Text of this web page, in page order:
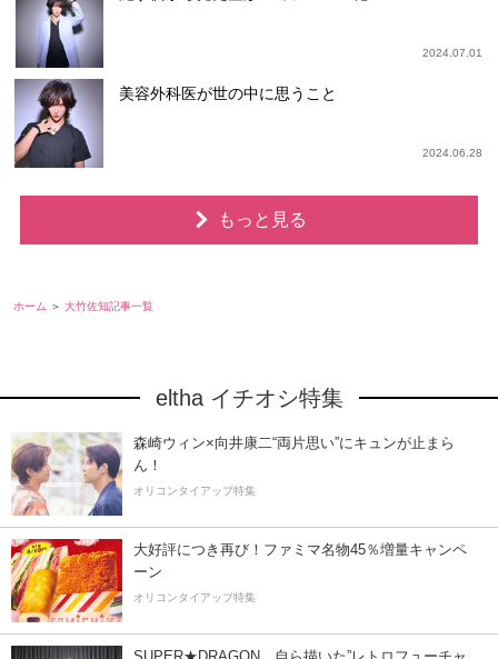
2024.07.01
美容外科医が世の中に思うこと
2024.06.28
もっと見る
ホーム 大竹佐知記事一覧
eltha イチオシ特集
森崎ウィン×向井康二“両片思い”にキュンが止まら
ん！
オリコンタイアップ特集
大好評につき再び！ファミマ名物45％増量キャンペ
ーン
オリコンタイアップ特集